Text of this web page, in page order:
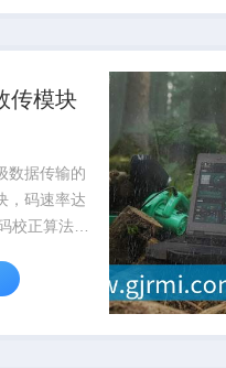
传模块
数据传输的
，码速率达
校正算法提
...